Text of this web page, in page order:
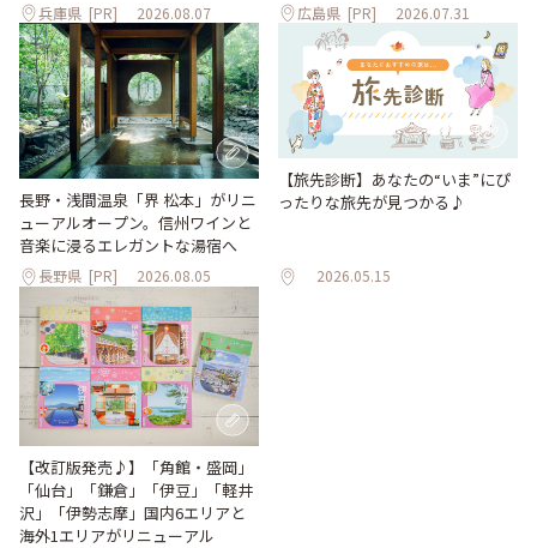
兵庫県 [PR] 2026.08.07 広島県 [PR] 2026.07.31
長野・浅間温泉「界 松本」がリニ
ューアルオープン。信州ワインと
音楽に浸るエレガントな湯宿へ
長野県 [PR] 2026.08.05
【旅先診断】あなたの“いま”にぴ
ったりな旅先が見つかる♪
2026.05.15
【改訂版発売♪】「角館・盛岡」
「仙台」「鎌倉」「伊豆」「軽井
沢」「伊勢志摩」国内6エリアと
海外1エリアがリニューアル